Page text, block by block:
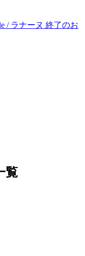
/ ラナーヌ 終了のお
覧